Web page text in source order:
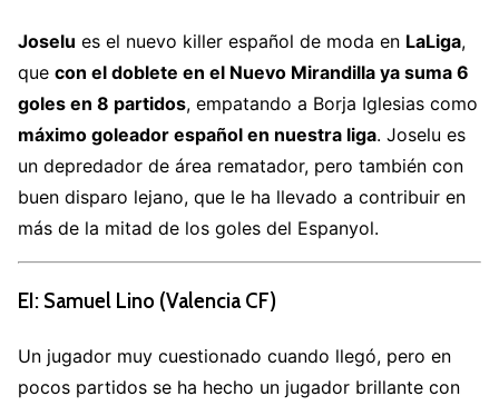
Joselu es el nuevo killer español de moda en LaLiga,
que con el doblete en el Nuevo Mirandilla ya suma 6
goles en 8 partidos, empatando a Borja Iglesias como
máximo goleador español en nuestra liga. Joselu es
un depredador de área rematador, pero también con
buen disparo lejano, que le ha llevado a contribuir en
más de la mitad de los goles del Espanyol.
EI: Samuel Lino (Valencia CF)
Un jugador muy cuestionado cuando llegó, pero en
pocos partidos se ha hecho un jugador brillante con